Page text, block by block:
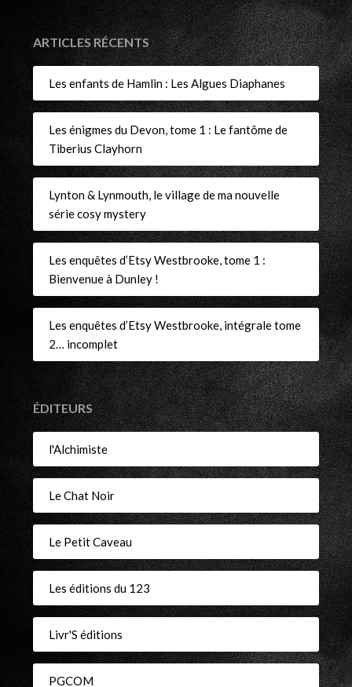
ARTICLES RÉCENTS
Les enfants de Hamlin : Les Algues Diaphanes
Les énigmes du Devon, tome 1 : Le fantôme de
Tiberius Clayhorn
Lynton & Lynmouth, le village de ma nouvelle
série cosy mystery
Les enquêtes d’Etsy Westbrooke, tome 1 :
Bienvenue à Dunley !
Les enquêtes d’Etsy Westbrooke, intégrale tome
2… incomplet
ÉDITEURS
l'Alchimiste
Le Chat Noir
Le Petit Caveau
Les éditions du 123
Livr'S éditions
PGCOM